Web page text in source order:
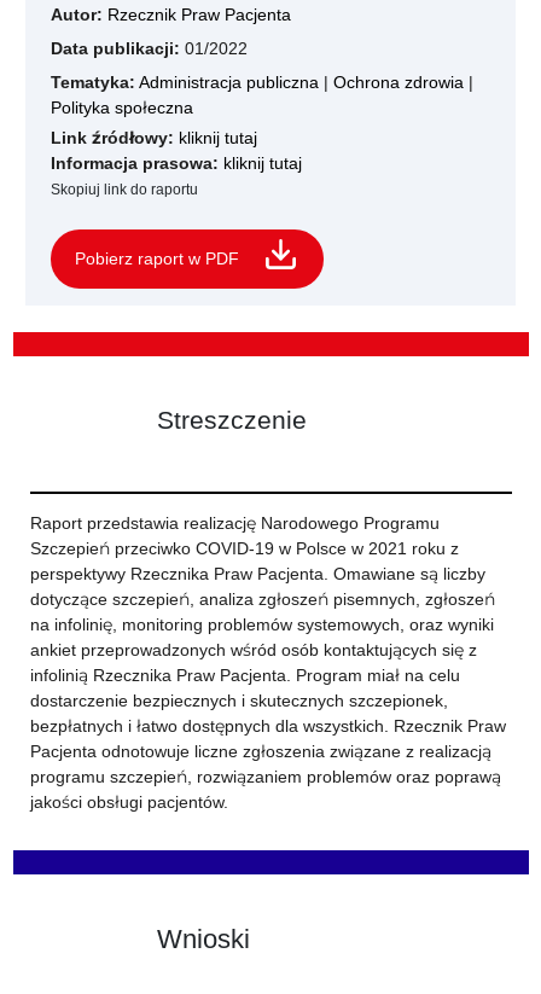
Autor: Rzecznik Praw Pacjenta
Data publikacji: 01/2022
Tematyka: Administracja publiczna | Ochrona zdrowia |
Polityka społeczna
Link źródłowy: kliknij tutaj
Informacja prasowa: kliknij tutaj
Skopiuj link do raportu
Pobierz raport w PDF
Streszczenie
Raport przedstawia realizację Narodowego Programu
Szczepień przeciwko COVID-19 w Polsce w 2021 roku z
perspektywy Rzecznika Praw Pacjenta. Omawiane są liczby
dotyczące szczepień, analiza zgłoszeń pisemnych, zgłoszeń
na infolinię, monitoring problemów systemowych, oraz wyniki
ankiet przeprowadzonych wśród osób kontaktujących się z
infolinią Rzecznika Praw Pacjenta. Program miał na celu
dostarczenie bezpiecznych i skutecznych szczepionek,
bezpłatnych i łatwo dostępnych dla wszystkich. Rzecznik Praw
Pacjenta odnotowuje liczne zgłoszenia związane z realizacją
programu szczepień, rozwiązaniem problemów oraz poprawą
jakości obsługi pacjentów.
Wnioski